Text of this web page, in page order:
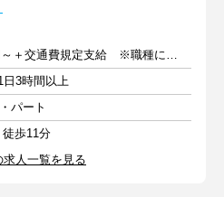
時給1205円～＋交通費規定支給 ※職種により昇給あり
日3時間以上
パート
歩11分
人一覧を見る